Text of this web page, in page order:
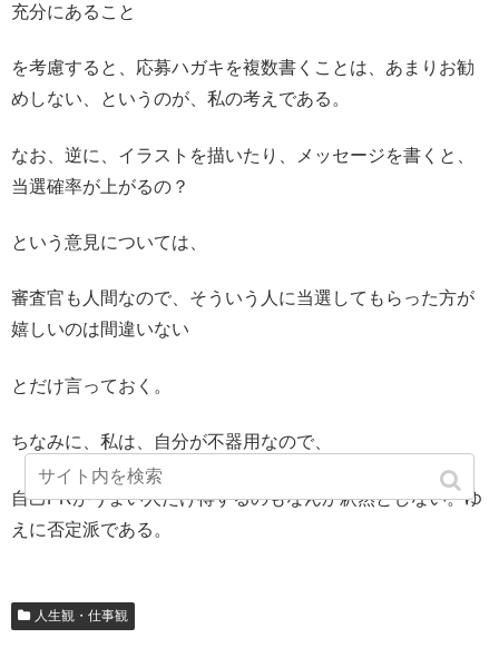
充分にあること
を考慮すると、応募ハガキを複数書くことは、あまりお勧
めしない、というのが、私の考えである。
なお、逆に、イラストを描いたり、メッセージを書くと、
当選確率が上がるの？
という意見については、
審査官も人間なので、そういう人に当選してもらった方が
嬉しいのは間違いない
とだけ言っておく。
ちなみに、私は、自分が不器用なので、
自己PRがうまい人だけ得するのもなんか釈然としない。ゆ
えに否定派である。
人生観・仕事観